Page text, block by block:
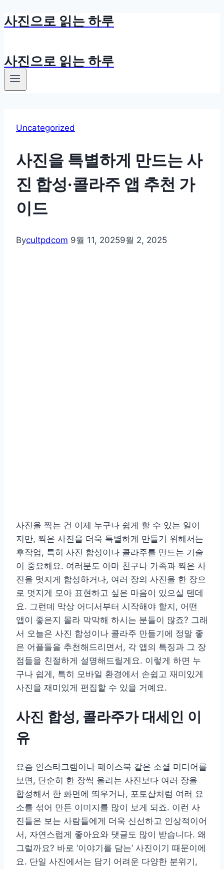
Skip
사진으로 읽는 하루
사진으로 읽는 하루
Uncategorized
사진을 특별하게 만드는 사
진 합성·콜라주 앱 추천 가
이드
Bycultpdcom 9월 11, 20259월 2, 2025
사진을 찍는 건 이제 누구나 쉽게 할 수 있는 일이
지만, 찍은 사진을 더욱 특별하게 만들기 위해서는
후작업, 특히 사진 합성이나 콜라주를 만드는 기술
이 중요해요. 여러분도 아마 친구나 가족과 찍은 사
진을 멋지게 합성하거나, 여러 장의 사진을 한 장으
로 멋지게 모아 표현하고 싶은 마음이 있으실 텐데
요. 그런데 막상 어디서부터 시작해야 할지, 어떤
앱이 좋은지 몰라 막막해 하시는 분들이 많죠? 그래
서 오늘은 사진 합성이나 콜라주 만들기에 정말 좋
은 어플들을 추천해드리면서, 각 앱의 특징과 그 장
점들을 친절하게 설명해드릴게요. 이렇게 하면 누
구나 쉽게, 특히 모바일 환경에서 손쉽고 재미있게
사진을 재미있게 편집할 수 있을 거예요.
사진 합성, 콜라주가 대세인 이
유
요즘 인스타그램이나 페이스북 같은 소셜 미디어를
보면, 단순히 한 장씩 올리는 사진보다 여러 장을
합성해서 한 화면에 띄우거나, 포토샵처럼 여러 요
소를 섞어 만든 이미지를 많이 보게 되죠. 이런 사
진들은 보는 사람들에게 더욱 신선하고 인상적이어
서, 자연스럽게 좋아요와 댓글도 많이 받습니다. 왜
그럴까요? 바로 ‘이야기를 담는’ 사진이기 때문이에
요. 단일 사진에서는 담기 어려운 다양한 분위기,